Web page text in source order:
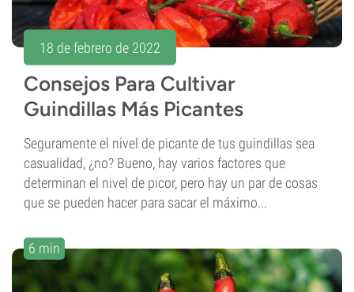
18 de febrero de 2022
Consejos Para Cultivar
Guindillas Más Picantes
Seguramente el nivel de picante de tus guindillas sea
casualidad, ¿no? Bueno, hay varios factores que
determinan el nivel de picor, pero hay un par de cosas
que se pueden hacer para sacar el máximo...
6 min